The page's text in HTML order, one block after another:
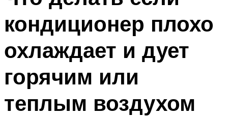
кондиционер плохо
охлаждает и дует
горячим или
теплым воздухом